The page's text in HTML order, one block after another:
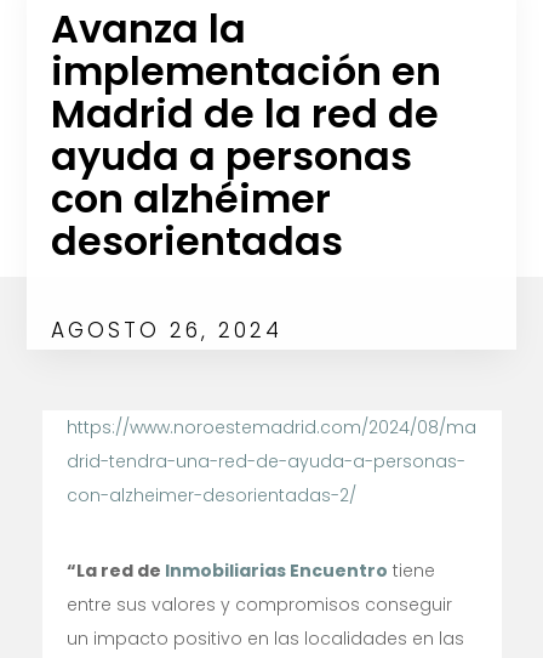
Avanza la
implementación en
Madrid de la red de
ayuda a personas
con alzhéimer
desorientadas
AGOSTO 26, 2024
https://www.noroestemadrid.com/2024/08/ma
drid-tendra-una-red-de-ayuda-a-personas-
con-alzheimer-desorientadas-2/
“La red de Inmobiliarias Encuentro tiene
entre sus valores y compromisos conseguir
un impacto positivo en las localidades en las